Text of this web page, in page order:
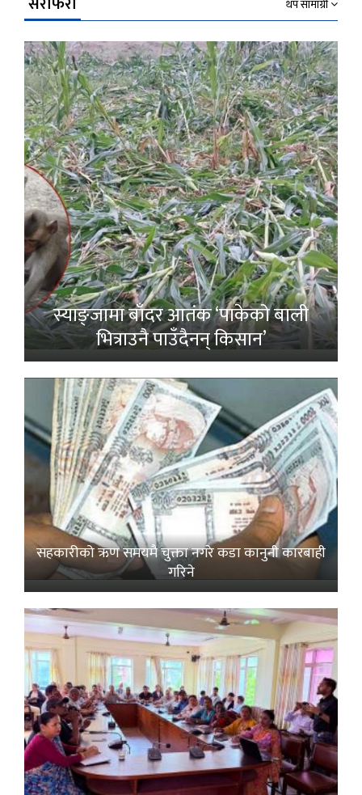
थप सामाग्री
स्याङ्जामा बाँदर आतंक ‘पाकेको बाली
भित्राउनै पाउँदैनन् किसान’
सहकारीको ऋण समयमै चुक्ता नगरे कडा कानुनी कारबाही
गरिने